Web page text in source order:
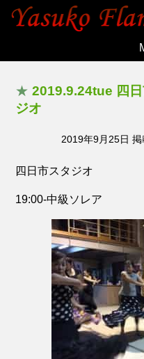
Topics
Lesson
Live
Members
Contact
★ 2019.9.24tue 四
ジオ
2019年9月25日 掲
四日市スタジオ
19:00-中級ソレア